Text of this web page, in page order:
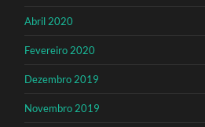
Abril 2020
Fevereiro 2020
Dezembro 2019
Novembro 2019